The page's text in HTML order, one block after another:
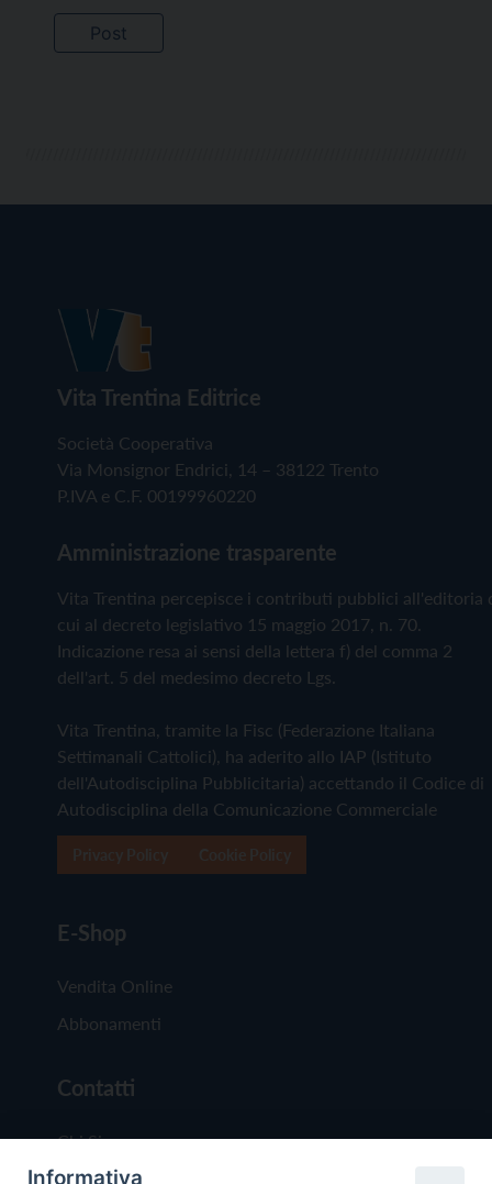
Vita Trentina Editrice
Società Cooperativa
Via Monsignor Endrici, 14 – 38122 Trento
P.IVA e C.F. 00199960220
Amministrazione trasparente
Vita Trentina percepisce i contributi pubblici all'editoria
cui al decreto legislativo 15 maggio 2017, n. 70.
Indicazione resa ai sensi della lettera f) del comma 2
dell'art. 5 del medesimo decreto Lgs.
Vita Trentina, tramite la Fisc (Federazione Italiana
Settimanali Cattolici), ha aderito allo IAP (Istituto
dell'Autodisciplina Pubblicitaria) accettando il Codice di
Autodisciplina della Comunicazione Commerciale
E-Shop
Vendita Online
Abbonamenti
Contatti
Chi Siamo
Redazione
Informativa